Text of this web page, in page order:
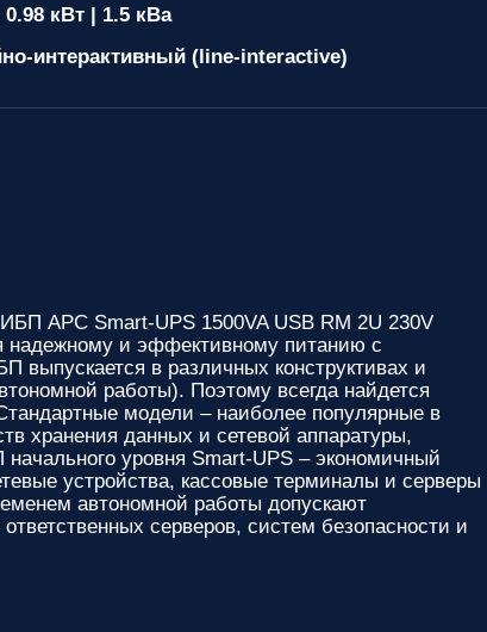
0.98 кВт | 1.5 кВа
интерактивный (line-interactive)
ИБП APC Smart-UPS 1500VA USB RM 2U 230V
надежному и эффективному питанию с
выпускается в различных конструктивах и
работы). Поэтому всегда найдется
модели – наиболее популярные в
хранения данных и сетевой аппаратуры,
уровня Smart-UPS – экономичный
устройства, кассовые терминалы и серверы
автономной работы допускают
серверов, систем безопасности и